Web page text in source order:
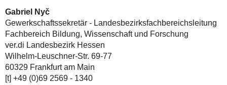
Gabriel Nyč
Gewerkschaftssekretär - Landesbezirksfachbereichsleitung
Fachbereich Bildung, Wissenschaft und Forschung
ver.di Landesbezirk Hessen
Wilhelm-Leuschner-Str. 69-77
60329 Frankfurt am Main
[t] +49 (0)69 2569 - 1340